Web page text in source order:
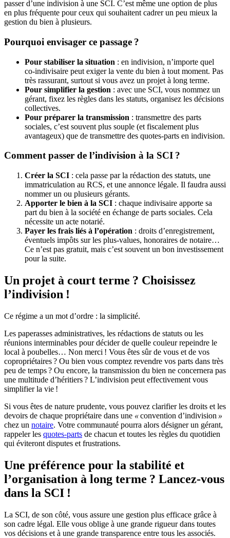
passer d’une indivision à une SCI. C’est même une option de plus
en plus fréquente pour ceux qui souhaitent cadrer un peu mieux la
gestion du bien à plusieurs.
Pourquoi envisager ce passage ?
Pour stabiliser la situation : en indivision, n’importe quel
co-indivisaire peut exiger la vente du bien à tout moment. Pas
très rassurant, surtout si vous avez un projet à long terme.
Pour simplifier la gestion : avec une SCI, vous nommez un
gérant, fixez les règles dans les statuts, organisez les décisions
collectives.
Pour préparer la transmission : transmettre des parts
sociales, c’est souvent plus souple (et fiscalement plus
avantageux) que de transmettre des quotes-parts en indivision.
Comment passer de l’indivision à la SCI ?
Créer la SCI : cela passe par la rédaction des statuts, une
immatriculation au RCS, et une annonce légale. Il faudra aussi
nommer un ou plusieurs gérants.
Apporter le bien à la SCI : chaque indivisaire apporte sa
part du bien à la société en échange de parts sociales. Cela
nécessite un acte notarié.
Payer les frais liés à l’opération : droits d’enregistrement,
éventuels impôts sur les plus-values, honoraires de notaire…
Ce n’est pas gratuit, mais c’est souvent un bon investissement
pour la suite.
Un projet à court terme ? Choisissez
l’indivision !
Ce régime a un mot d’ordre : la simplicité.
Les paperasses administratives, les rédactions de statuts ou les
réunions interminables pour décider de quelle couleur repeindre le
local à poubelles… Non merci ! Vous êtes sûr de vous et de vos
copropriétaires ? Ou bien vous comptez revendre vos parts dans très
peu de temps ? Ou encore, la transmission du bien ne concernera pas
une multitude d’héritiers ? L’indivision peut effectivement vous
simplifier la vie !
Si vous êtes de nature prudente, vous pouvez clarifier les droits et les
devoirs de chaque propriétaire dans une «convention d’indivision »
chez un notaire. Votre communauté pourra alors désigner un gérant,
rappeler les quotes-parts de chacun et toutes les règles du quotidien
qui éviteront disputes et frustrations.
Une préférence pour la stabilité et
l’organisation à long terme ? Lancez-vous
dans la SCI !
La SCI, de son côté, vous assure une gestion plus efficace grâce à
son cadre légal. Elle vous oblige à une grande rigueur dans toutes
vos décisions et à une grande transparence entre tous les associés.